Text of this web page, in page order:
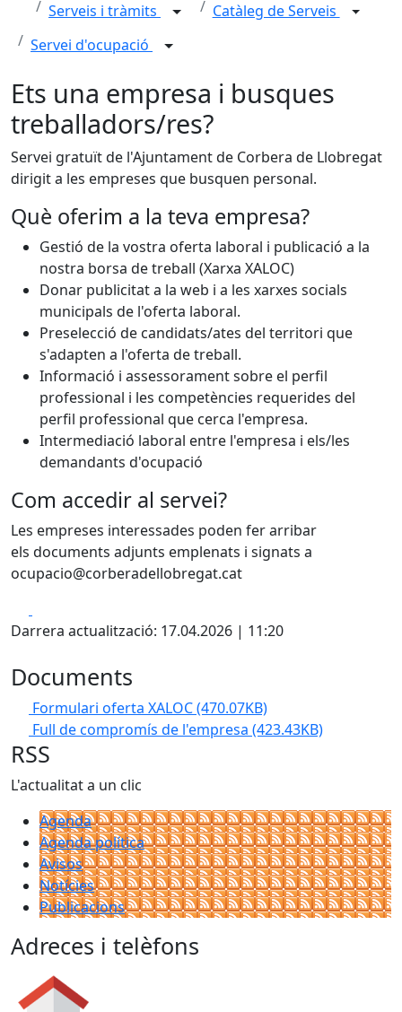
Serveis i tràmits
Catàleg de Serveis
Servei d'ocupació
Ets una empresa i busques
treballadors/res?
Servei gratuït de l'Ajuntament de Corbera de Llobregat
dirigit a les empreses que busquen personal.
Què oferim a la teva empresa?
Gestió de la vostra oferta laboral i publicació a la
nostra borsa de treball (Xarxa XALOC)
Donar publicitat a la web i a les xarxes socials
municipals de l'oferta laboral.
Preselecció de candidats/ates del territori que
s'adapten a l'oferta de treball.
Informació i assessorament sobre el perfil
professional i les competències requerides del
perfil professional que cerca l'empresa.
Intermediació laboral entre l'empresa i els/les
demandants d'ocupació
Com accedir al servei?
Les empreses interessades poden fer arribar
els documents adjunts emplenats i signats a
ocupacio@corberadellobregat.cat
Darrera actualització: 17.04.2026 | 11:20
Documents
Formulari oferta XALOC(470.07KB)
Full de compromís de l'empresa (423.43KB)
RSS
L'actualitat a un clic
Agenda
Agenda política
Avisos
Notícies
Publicacions
Adreces i telèfons